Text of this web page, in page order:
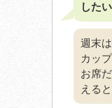
した
週末
カッ
お席
える